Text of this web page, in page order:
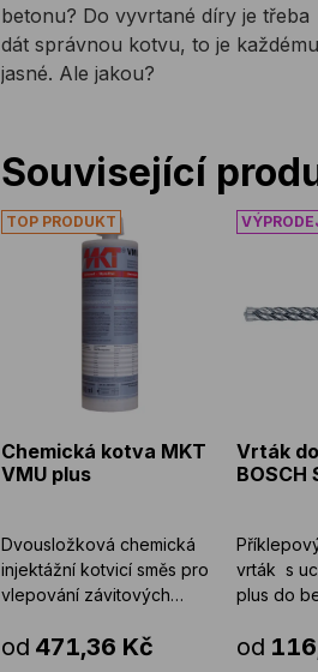
betonu? Do vyvrtané díry je třeba
dát správnou kotvu, to je každému
jasné. Ale jakou?
Související
Chemická kotva MKT VMU plus
Chemická kotva MKT
VMU plus
Dvousložková chemická
injektážní kotvicí směs pro
vlepování závitových
výztuže do ...
od 471,36 Kč
Vrták
Vrták
BOSCH
vrták s
plus do
od